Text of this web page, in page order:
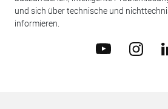
und sich über technische und
informieren.